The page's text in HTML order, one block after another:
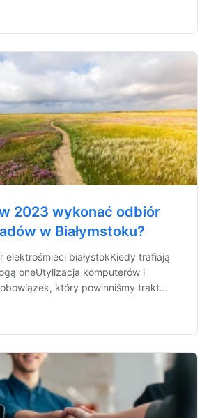
2023 wykonać odbiór
w Białymstoku?
elektrośmieci białystokKiedy trafiają
oneUtylizacja komputerów i
który powinniśmy trakt...